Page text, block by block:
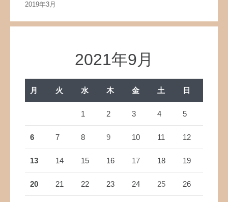
2019年3月
2021年9月
月 火 水 木 金 土 日
1 2 3 4 5
6 7 8 9 10 11 12
13 14 15 16 17 18 19
20 21 22 23 24 25 26